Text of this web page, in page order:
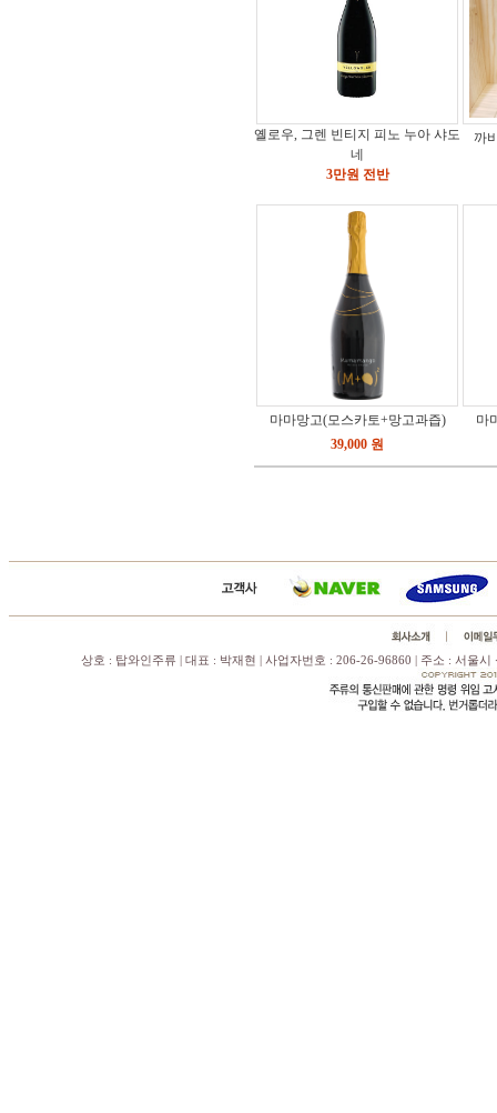
옐로우, 그렌 빈티지 피노 누아 샤도
네
3만원 전반
까
마마망고(모스카토+망고과즙)
39,000 원
마
상호 : 탑와인주류 | 대표 : 박재현 | 사업자번호 : 206-26-96860 | 주소 : 서울